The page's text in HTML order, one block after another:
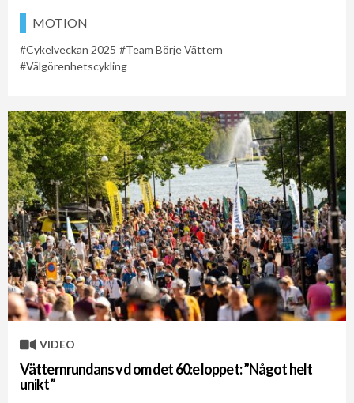
MOTION
Cykelveckan 2025
Team Börje Vättern
Välgörenhetscykling
VIDEO
Vätternrundans vd om det 60:e loppet: ”Något helt
unikt”